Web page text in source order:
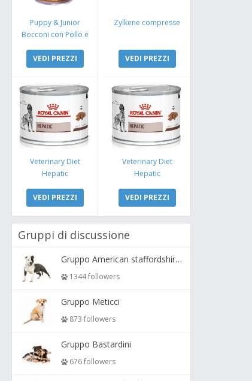
Puppy & Junior
Bocconi con Pollo e
VEDI PREZZI
Zylkene compresse
VEDI PREZZI
Veterinary Diet
Hepatic
VEDI PREZZI
Veterinary Diet
Hepatic
VEDI PREZZI
Gruppi di discussione
Gruppo American staffordshire terrier ( amstaff, amastaff )
1344 followers
Gruppo Meticci
873 followers
Gruppo Bastardini
676 followers